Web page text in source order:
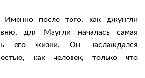
после того, как джунгли
для Маугли началась самая
его жизни. Он наслаждался
как человек, только что